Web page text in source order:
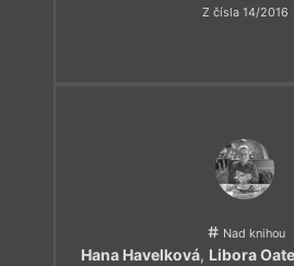
Z čísla 14/2016
Nad knihou
Hana Havelková, Libora